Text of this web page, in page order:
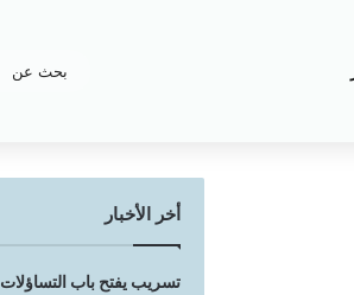
أخر الأخبار
تسريب يفتح باب التساؤلات